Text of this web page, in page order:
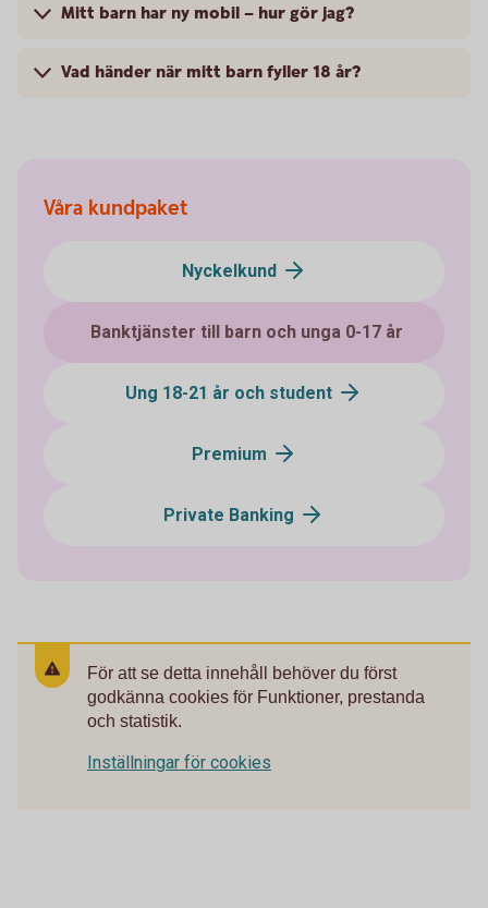
Mitt barn har ny mobil – hur gör jag?
Vad händer när mitt barn fyller 18 år?
Våra kundpaket
Nyckelkund
Banktjänster till barn och unga 0-17 år
Ung 18-21 år och student
Premium
Private Banking
För att se detta innehåll behöver du först
godkänna cookies för Funktioner, prestanda
och statistik.
Inställningar för cookies